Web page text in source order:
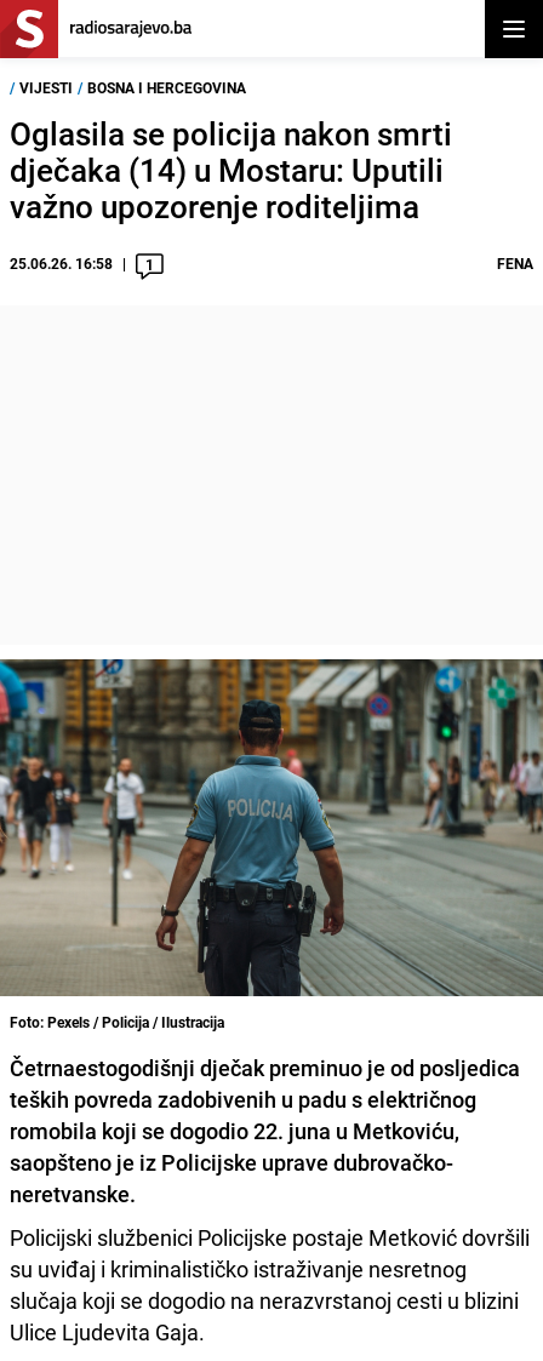
/ VIJESTI / BOSNA I HERCEGOVINA
Oglasila se policija nakon smrti
dječaka (14) u Mostaru: Uputili
važno upozorenje roditeljima
25.06.26. 16:58 1 FENA
Foto: Pexels / Policija / Ilustracija
Četrnaestogodišnji dječak preminuo je od posljedica
teških povreda zadobivenih u padu s električnog
romobila koji se dogodio 22. juna u Metkoviću,
saopšteno je iz Policijske uprave dubrovačko-
neretvanske.
Policijski službenici Policijske postaje Metković dovršili
su uviđaj i kriminalističko istraživanje nesretnog
slučaja koji se dogodio na nerazvrstanoj cesti u blizini
Ulice Ljudevita Gaja.